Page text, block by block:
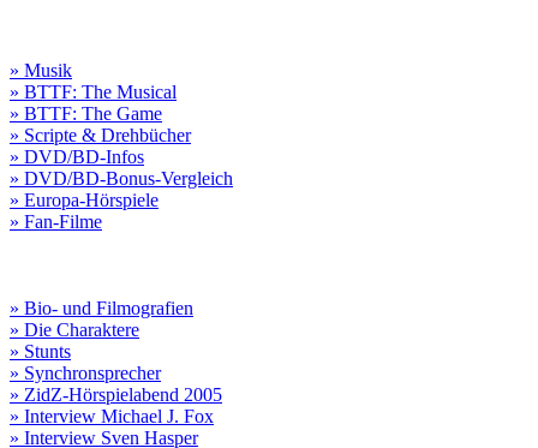
» Musik
» BTTF: The Musical
» BTTF: The Game
» Scripte & Drehbücher
» DVD/BD-Infos
» DVD/BD-Bonus-Vergleich
» Europa-Hörspiele
» Fan-Filme
» Bio- und Filmografien
» Die Charaktere
» Stunts
» Synchronsprecher
» ZidZ-Hörspielabend 2005
» Interview Michael J. Fox
» Interview Sven Hasper